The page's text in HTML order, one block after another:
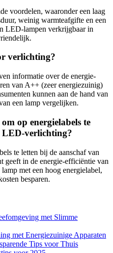
voordelen, waaronder een laag
weinig warmteafgifte en een
LED-lampen verkrijgbaar in
verlichting?
informatie over de energie-
van A++ (zeer energiezuinig)
kunnen aan de hand van
een lamp vergelijken.
op energielabels te
LED-verlichting?
te letten bij de aanschaf van
in de energie-efficiëntie van
met een hoog energielabel,
besparen.
met Slimme
met Energiezuinige Apparaten
Tips voor Thuis